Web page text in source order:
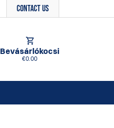
Contact Us
Bevásárlókocsi
€0.00